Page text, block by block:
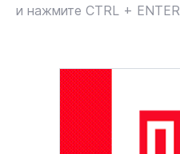
и нажмите CTRL + ENTER